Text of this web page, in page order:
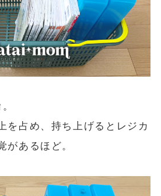
を占め、持ち上げるとレジカ
があるほど。